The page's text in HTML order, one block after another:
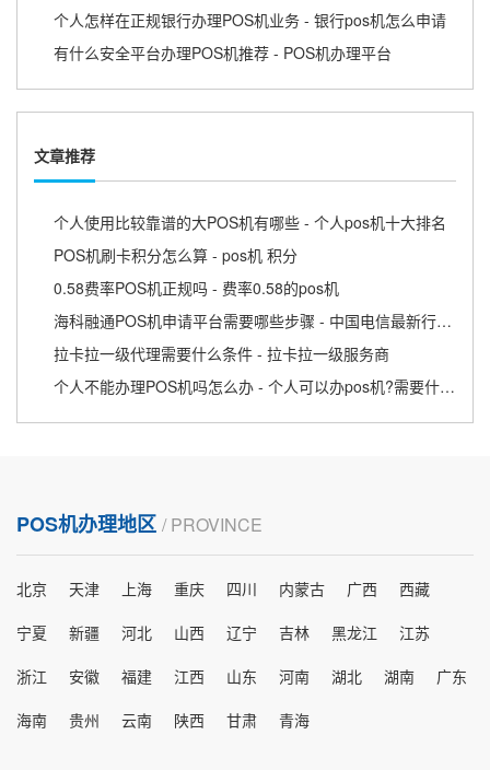
个人怎样在正规银行办理POS机业务 - 银行pos机怎么申请
有什么安全平台办理POS机推荐 - POS机办理平台
文章推荐
个人使用比较靠谱的大POS机有哪些 - 个人pos机十大排名
POS机刷卡积分怎么算 - pos机 积分
0.58费率POS机正规吗 - 费率0.58的pos机
海科融通POS机申请平台需要哪些步骤 - 中国电信最新行业动态
拉卡拉一级代理需要什么条件 - 拉卡拉一级服务商
个人不能办理POS机吗怎么办 - 个人可以办pos机?需要什么条件
POS机办理地区 / PROVINCE
北京 天津 上海 重庆 四川 内蒙古 广西
西藏
宁夏
新疆 河北 山西 辽宁 吉林 黑龙江
江苏
浙江
安徽 福建 江西 山东 河南 湖北 湖南
广东
海南
贵州 云南 陕西 甘肃 青海